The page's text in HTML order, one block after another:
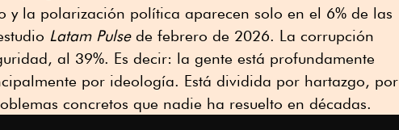
y la polarización política aparecen solo en el 6% de las
Latam Pulsede febrero de 2026. La corrupción
al 39%. Es decir: la gente está profundamente
por ideología. Está dividida por hartazgo, por
concretos que nadie ha resuelto en décadas.